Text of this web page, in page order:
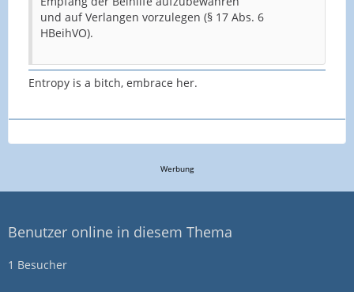
und auf Verlangen vorzulegen (§ 17 Abs. 6
HBeihVO).
Entropy is a bitch, embrace her.
Werbung
Benutzer online in diesem Thema
1 Besucher